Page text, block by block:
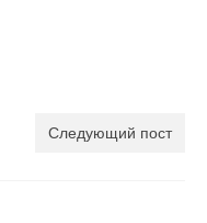
Следующий пост